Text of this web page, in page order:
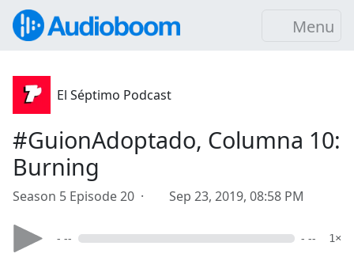
Menu
El Séptimo Podcast
#GuionAdoptado, Columna 10:
Burning
Season 5 Episode 20 · Sep 23, 2019, 08:58 PM
- -- - -- 1×